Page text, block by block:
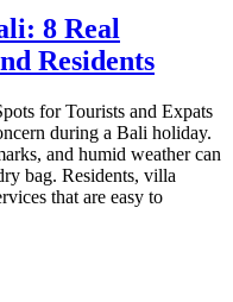
8 Real
Residents
for Tourists and Expats
during a Bali holiday.
and humid weather can
bag. Residents, villa
that are easy to